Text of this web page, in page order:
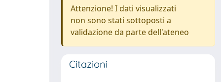
Attenzione! I dati visualizzati
non sono stati sottoposti a
validazione da parte dell'ateneo
Citazioni